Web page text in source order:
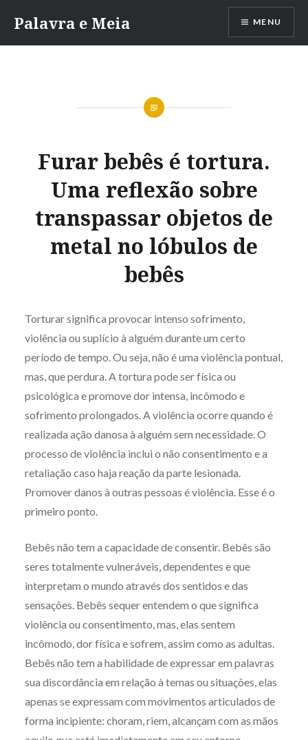
content
Palavra e Meia MENU
Furar bebês é tortura.
Uma reflexão sobre
transpassar objetos de
metal no lóbulos de
bebês
Torturar significa provocar intenso sofrimento,
violência ou suplício à alguém durante um certo
período de tempo. Ou seja, não é uma violência pontual,
mas, que perdura. A tortura pode ser física ou
psicológica e promove dor intensa, incômodo e
sofrimento prolongados. A violência ocorre quando é
realizada ação danosa à alguém sem necessidade. O
processo de violência inclui o não consentimento e a
retaliação caso haja reação da parte lesionada.
Promover danos à outras pessoas é violência. Esse é o
primeiro ponto.
Bebês não tem a capacidade de consentir. Bebês são
seres totalmente vulneráveis, dependentes e que
interpretam o mundo através dos sentidos e das
sensações. Bebês sequer entendem o que significa
violência ou consentimento, mas, elas sentem
incômodo, dor física e sofrem, assim como as adultas.
Bebês não tem a habilidade de expressar em palavras
sua discordância em relação à temas ou situações, elas
apenas se expressam com movimentos articulados de
forma incipiente: choram, riem, alcançam com as mãos